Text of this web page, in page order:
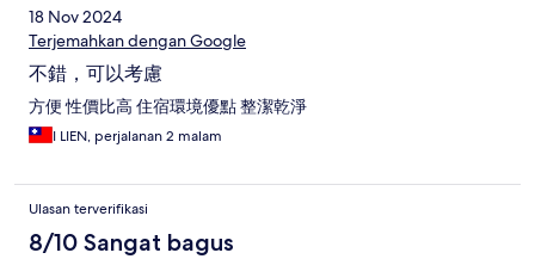
18 Nov 2024
Terjemahkan dengan Google
不錯，可以考慮
方便 性價比高 住宿環境優點 整潔乾淨
I LIEN, perjalanan 2 malam
Ulasan terverifikasi
8/10 Sangat bagus